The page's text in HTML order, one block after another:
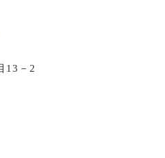
13－2